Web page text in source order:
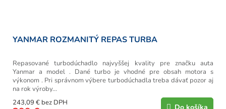
YANMAR ROZMANITÝ REPAS TURBA
243,09 € bez DPH
Repasované turbodúchadlo najvyššej kvality pre značku auta
Yanmar a model . Dané turbo je vhodné pre obsah motora s
výkonom . Pri správnom výbere turbodúchadla treba dávať pozor aj
na rok výroby...